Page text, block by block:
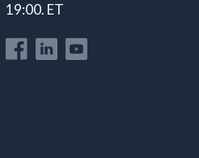
19:00. ET